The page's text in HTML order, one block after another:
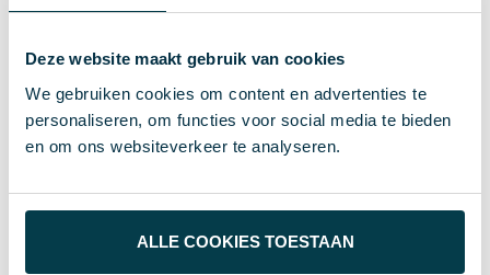
Deze website maakt gebruik van cookies
We gebruiken cookies om content en advertenties te
personaliseren, om functies voor social media te bieden
en om ons websiteverkeer te analyseren.
ALLE COOKIES TOESTAAN
Gewicht 42.5 g
Merk XD Collection